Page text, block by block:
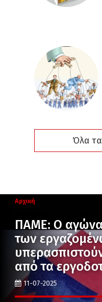
Όλα
Αρχική
ΠΑΜΕ: Ο
των
από τα
11-07-2025